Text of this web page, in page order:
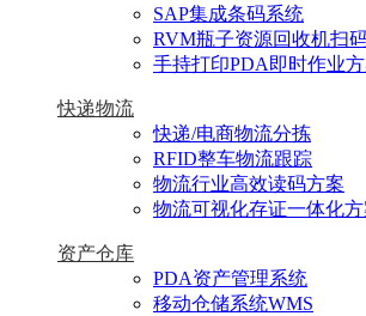
SAP集成条码系统
RVM瓶子资源回收机扫
手持打印PDA即时作业
快递物流
快递/电商物流分拣
RFID整车物流跟踪
物流行业高效读码方案
物流可视化存证一体化方
资产仓库
PDA资产管理系统
移动仓储系统WMS